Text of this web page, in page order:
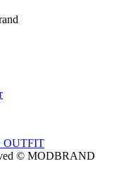
OUTFIT
© MODBRAND